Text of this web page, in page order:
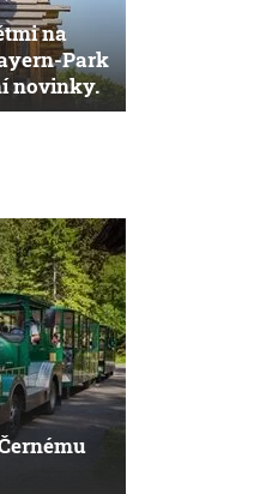
na
Park
novinky.